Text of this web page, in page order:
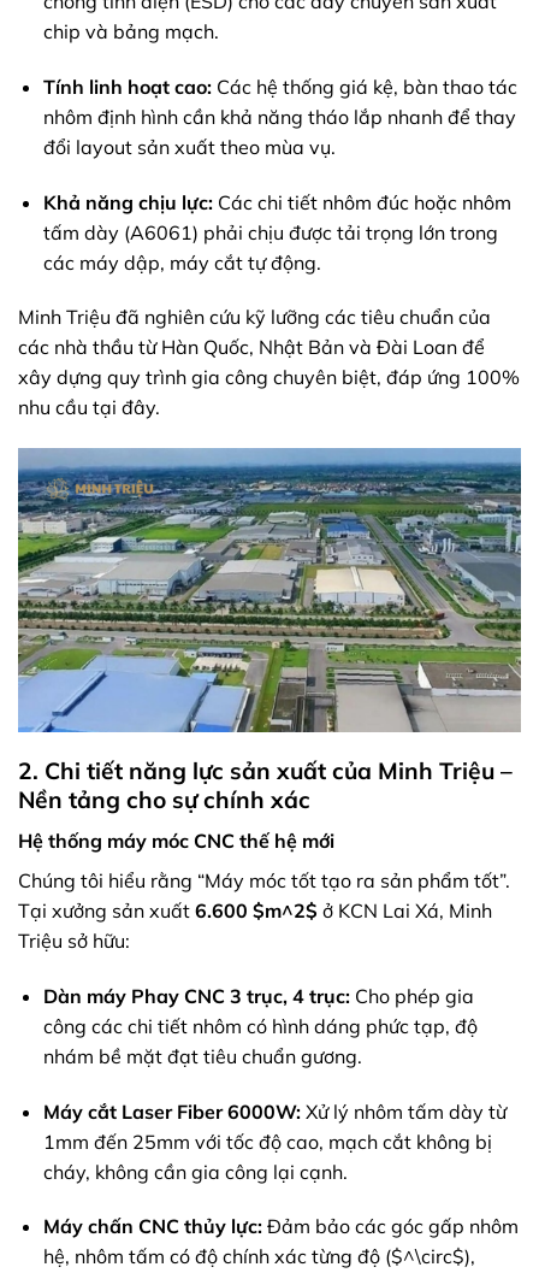
chip và bảng mạch.
Tính linh hoạt cao:Các hệ thống giá kệ, bàn thao tác
nhôm định hình cần khả năng tháo lắp nhanh để thay
đổi layout sản xuất theo mùa vụ.
Khả năng chịu lực:Các chi tiết nhôm đúc hoặc nhôm
tấm dày (A6061) phải chịu được tải trọng lớn trong
các máy dập, máy cắt tự động.
Minh Triệu đã nghiên cứu kỹ lưỡng các tiêu chuẩn của
các nhà thầu từ Hàn Quốc, Nhật Bản và Đài Loan để
xây dựng quy trình gia công chuyên biệt, đáp ứng 100%
nhu cầu tại đây.
2. Chi tiết năng lực sản xuất của Minh Triệu –
Nền tảng cho sự chính xác
Hệ thống máy móc CNC thế hệ mới
Chúng tôi hiểu rằng “Máy móc tốt tạo ra sản phẩm tốt”.
Tại xưởng sản xuất 6.600 $m^2$ ở KCN Lai Xá, Minh
Triệu sở hữu:
Dàn máy Phay CNC 3 trục, 4 trục:Cho phép gia
công các chi tiết nhôm có hình dáng phức tạp, độ
nhám bề mặt đạt tiêu chuẩn gương.
Máy cắt Laser Fiber 6000W:Xử lý nhôm tấm dày từ
1mm đến 25mm với tốc độ cao, mạch cắt không bị
cháy, không cần gia công lại cạnh.
Máy chấn CNC thủy lực:Đảm bảo các góc gấp nhôm
hệ, nhôm tấm có độ chính xác từng độ ($^\circ$),